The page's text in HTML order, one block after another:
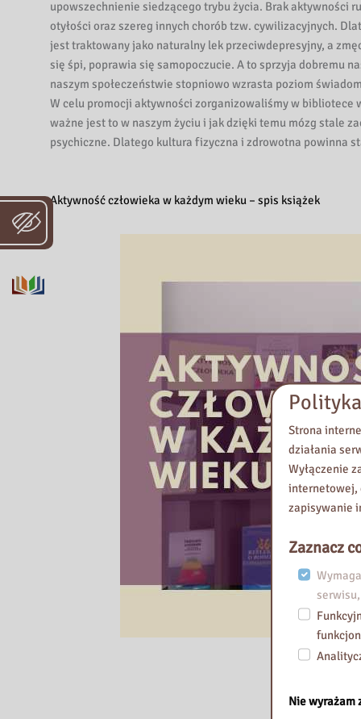
b
l
i
o
t
e
k
o
e
ó
a
i
m
.
K
o
m
i
j
E
d
u
k
a
j
upowszechnienie siedzącego trybu życia. Brak aktywności
otyłości oraz szereg innych chorób tzw. cywilizacyjnych.
jest traktowany jako naturalny lek przeciwdepresyjny, a
się śpi, poprawia się samopoczucie. A to sprzyja dobremu
naszym społeczeństwie stopniowo wzrasta poziom
W celu promocji aktywności zorganizowaliśmy w
ważne jest to w naszym życiu i jak dzięki temu mózg stale
psychiczne. Dlatego kultura fizyczna i zdrowotna powinna
Aktywność człowieka w każdym wieku – spis książek
Strona
działania
Wyłączenie
internetowej,
zapisywanie
Zaznacz
Nie wyrażam